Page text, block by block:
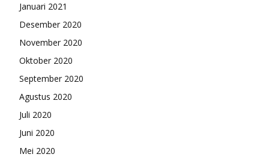
Januari 2021
Desember 2020
November 2020
Oktober 2020
September 2020
Agustus 2020
Juli 2020
Juni 2020
Mei 2020